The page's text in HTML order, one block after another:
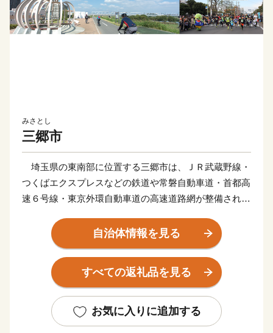
みさとし
三郷市
埼玉県の東南部に位置する三郷市は、ＪＲ武蔵野線・
つくばエクスプレスなどの鉄道や常磐自動車道・首都高
速６号線・東京外環自動車道の高速道路網が整備されて
郷インターチェンジ周辺の土地区画整理などにより、人
口増加と企業進出が進む一方で、豊かな自然に恵まれ、
四季折々の景色を楽しむことができる魅力あふれるまち
として、にぎわいを見せています。
建設中の三郷流山橋が令和５年度に開通予定であるとと
もに、常磐自動車道三郷料金所スマートインターチェン
自治体情報を見る
すべての返礼品を見る
お気に入りに追加する